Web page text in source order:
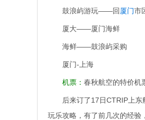
鼓浪屿游玩——回 厦门市
厦大——厦门海鲜
海鲜——鼓浪屿采购
厦门-上海
机票： 春秋航空的特价机
后来订了17日CTRIP上
玩乐攻略，有了前几次的经验